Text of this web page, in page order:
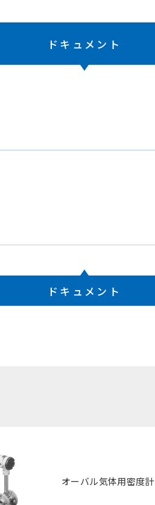
ドキュメント
ドキュメント
オーバル気体用密度計